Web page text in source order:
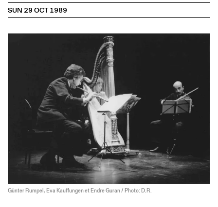
SUN 29 OCT 1989
Günter Rumpel, Eva Kauffungen et Endre Guran / Photo: D.R.